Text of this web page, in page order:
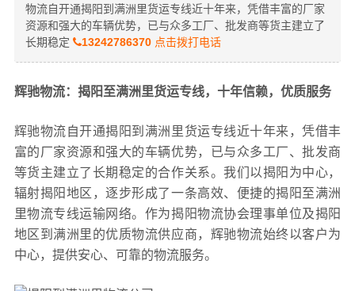
物流自开通揭阳到满洲里货运专线近十年来，凭借丰富的厂家
资源和强大的车辆优势，已与众多工厂、批发商等货主建立了
长期稳定
13242786370点击拨打电话
辉驰物流：揭阳至满洲里货运专线，十年信赖，优质服务
辉驰物流自开通揭阳到满洲里货运专线近十年来，凭借丰
富的厂家资源和强大的车辆优势，已与众多工厂、批发商
等货主建立了长期稳定的合作关系。我们以揭阳为中心，
辐射揭阳地区，逐步形成了一条高效、便捷的揭阳至满洲
里物流专线运输网络。作为揭阳物流协会理事单位及揭阳
地区到满洲里的优质物流供应商，辉驰物流始终以客户为
中心，提供安心、可靠的物流服务。